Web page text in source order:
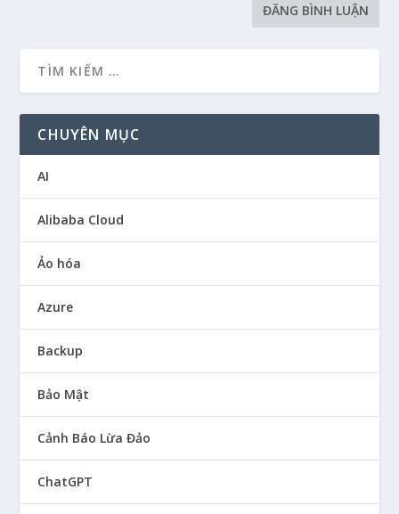
CHUYÊN MỤC
AI
Alibaba Cloud
Ảo hóa
Azure
Backup
Bảo Mật
Cảnh Báo Lừa Đảo
ChatGPT